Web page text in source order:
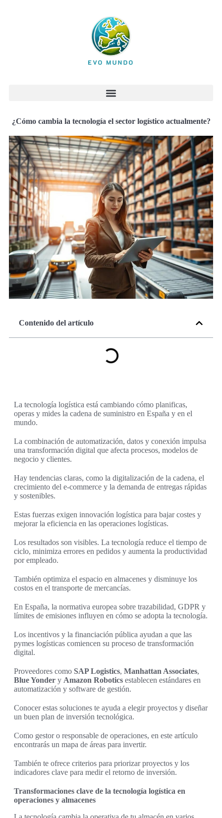
¿Cómo cambia la tecnología el sector logístico actualmente?
Contenido del artículo
La tecnología logística está cambiando cómo planificas,
operas y mides la cadena de suministro en España y en el
mundo.
La combinación de automatización, datos y conexión impulsa
una transformación digital que afecta procesos, modelos de
negocio y clientes.
Hay tendencias claras, como la digitalización de la cadena, el
crecimiento del e‑commerce y la demanda de entregas rápidas
y sostenibles.
Estas fuerzas exigen innovación logística para bajar costes y
mejorar la eficiencia en las operaciones logísticas.
Los resultados son visibles. La tecnología reduce el tiempo de
ciclo, minimiza errores en pedidos y aumenta la productividad
por empleado.
También optimiza el espacio en almacenes y disminuye los
costos en el transporte de mercancías.
En España, la normativa europea sobre trazabilidad, GDPR y
límites de emisiones influyen en cómo se adopta la tecnología.
Los incentivos y la financiación pública ayudan a que las
pymes logísticas comiencen su proceso de transformación
digital.
Proveedores como SAP Logistics, Manhattan Associates,
Blue Yonder y Amazon Robotics establecen estándares en
automatización y software de gestión.
Conocer estas soluciones te ayuda a elegir proyectos y diseñar
un buen plan de inversión tecnológica.
Como gestor o responsable de operaciones, en este artículo
encontrarás un mapa de áreas para invertir.
También te ofrece criterios para priorizar proyectos y los
indicadores clave para medir el retorno de inversión.
Transformaciones clave de la tecnología logística en
operaciones y almacenes